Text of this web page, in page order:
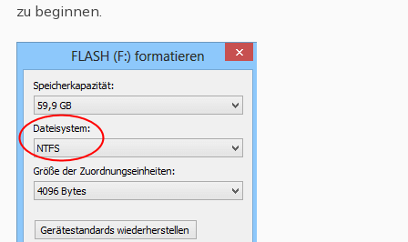
zu beginnen.